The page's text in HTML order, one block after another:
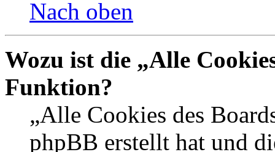
Nach oben
Wozu ist die „Alle
Funktion?
„Alle Cookies des
phpBB erstellt hat und